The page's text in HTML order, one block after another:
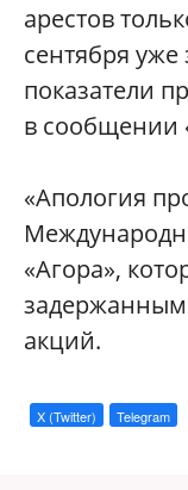
арестов
сентября
показатели
в сообщении
«Апология
«Агора»,
задержанным
акций.
X (Twitter) Telegram